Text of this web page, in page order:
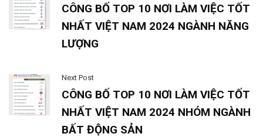
rủi ro và quản lý dự án quốc tế. Các doanh nghiệp
VBW10 cũng chú trọng vào việc xây dựng môi trường
làm việc hấp dẫn với các chế độ phúc lợi tốt, đảm bảo
hòa nhập trong tổ chức.
Lễ Công bố Top 10 Nơi làm việc tốt nhất Việt Nam
năm 2024 ngành Năng lượng – Chế biến – Chế